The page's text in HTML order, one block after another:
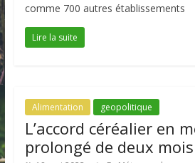
comme 700 autres établissements
Lire la suite
Alimentation geopolitique
L’accord céréalier en
prolongé de deux